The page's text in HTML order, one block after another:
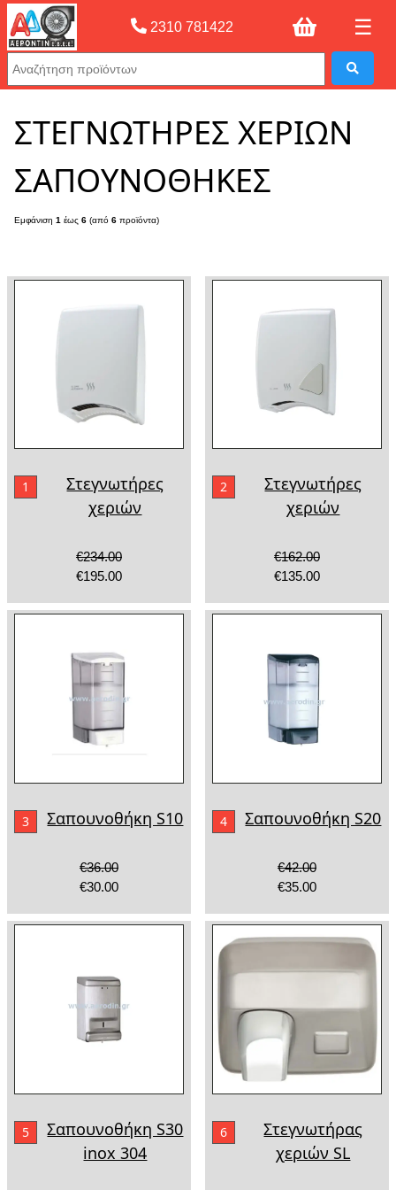
Αρχική σελίδας»ΣΤΕΓΝΩΤΗΡΕΣ ΧΕΡΙΩΝ ΣΑΠΟΥΝΟΘΗΚΕΣ
2310 781422 ☰
ΣΤΕΓΝΩΤΗΡΕΣ ΧΕΡΙΩΝ
ΣΑΠΟΥΝΟΘΗΚΕΣ
Εμφάνιση 1 έως 6 (από 6 προϊόντα)
1
Στεγνωτήρες
χεριών
€234.00
€195.00
2
Στεγνωτήρες
χεριών
€162.00
€135.00
3 Σαπουνοθήκη S10
€36.00
€30.00
4 Σαπουνοθήκη S20
€42.00
€35.00
5
Σαπουνοθήκη S30
inox 304
6
Στεγνωτήρας
χεριών SL